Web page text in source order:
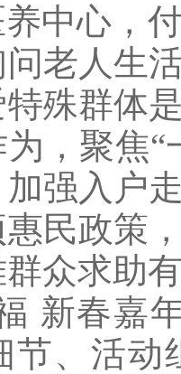
中心，
老人生
殊群体
，聚焦“
强入户
民政策
众求助
新春嘉
节、活动